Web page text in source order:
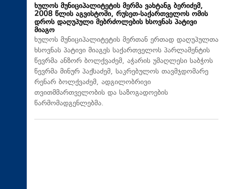
ხულოს მუნიციპალიტეტის მერმა ვახტანგ ბერიძემ,
2008 წლის აგვისტოში, რუსეთ-საქართველოს ომის
დროს დაღუპული მებრძოლების ხსოვნას პატივი
მიაგო
ხულოს მუნიციპალიტეტის მერთან ერთად დაღუპულთა
ხსოვნას პატივი მიაგეს საქართველოს პარლამენტის
წევრმა ანზორ ბოლქვაძემ, აჭარის უმაღლესი საბჭოს
წევრმა მინურ პაქსაძემ, საკრებულოს თავმჯდომარე
რენარ ბოლქვაძემ, ადგილობრივი
თვითმმართველობის და საზოგადოების
წარმომადგენლებმა.